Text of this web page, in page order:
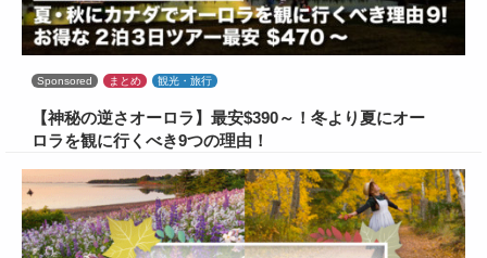
Sponsored まとめ 観光・旅行
【神秘の逆さオーロラ】最安$390～！冬より夏にオー
ロラを観に行くべき9つの理由！